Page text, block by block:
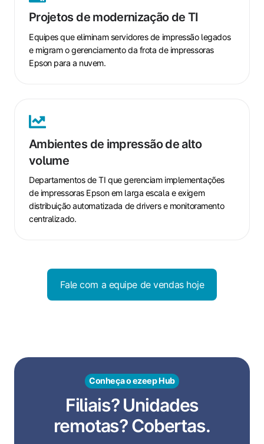
Projetos de modernização de TI
Equipes que eliminam servidores de impressão legados
e migram o gerenciamento da frota de impressoras
Epson para a nuvem.
modernização
Ambientes de impressão de alto
volume
Departamentos de TI que gerenciam implementações
de impressoras Epson em larga escala e exigem
distribuição automatizada de drivers e monitoramento
centralizado.
alto
volume
Fale com a equipe de vendas hoje
Conheça o ezeep Hub
Filiais? Unidades
remotas? Cobertas.